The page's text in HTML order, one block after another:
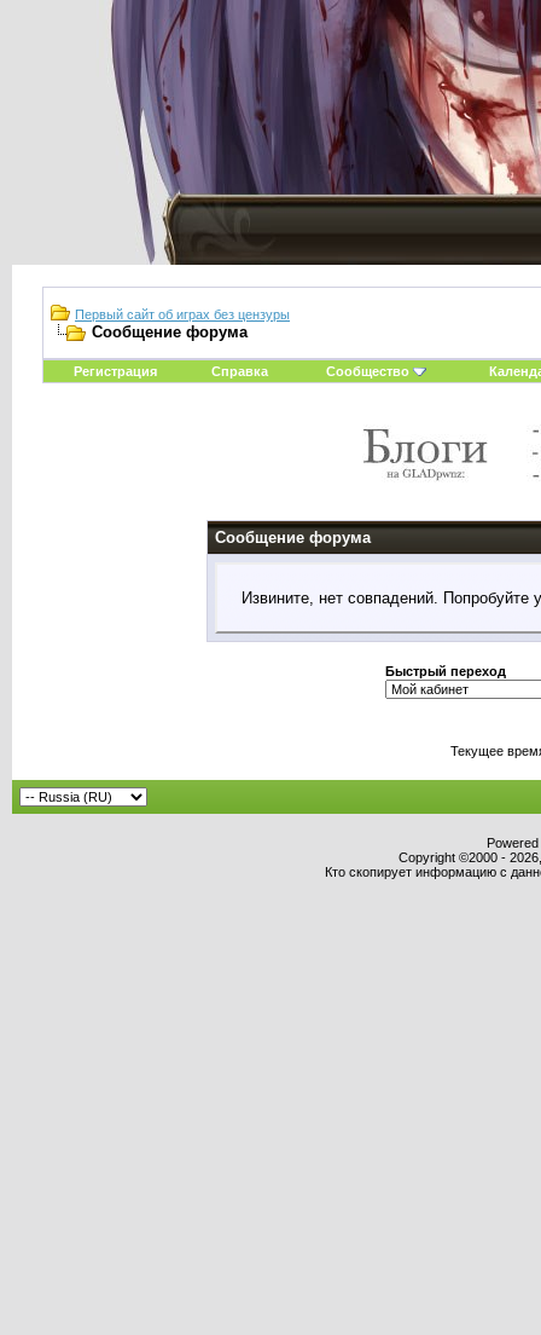
Первый сайт об играх без цензуры
Сообщение форума
Регистрация Справка Сообщество
Сообщение форума
Извините, нет совпадений. Попробуйте
Быстрый переход
Текущее
Copyright ©2000 -
Кто скопирует информацию с